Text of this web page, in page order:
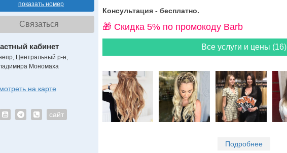
показать номер
Связаться
кабинет
Центральный р-н,
Мономаха
на карте
сайт
Консультация - бесплатно.
🎁 Cкидка 5% по промокоду Barb
Все услуги и цены (16)
Подробнее